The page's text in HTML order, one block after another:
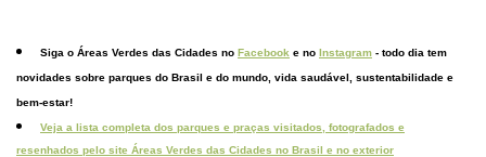
Siga o Áreas Verdes das Cidades no Facebook e no Instagram - todo dia tem
novidades sobre parques do Brasil e do mundo, vida saudável, sustentabilidade e
bem-estar!
Veja a lista completa dos parques e praças visitados, fotografados e
resenhados pelo site Áreas Verdes das Cidades no Brasil e no exterior